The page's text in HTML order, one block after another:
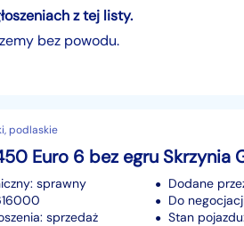
z tej listy.
bez powodu.
podlaskie
Euro 6 bez egru Skrzynia
sprawny
sprzedaż
Dodane
Do
Stan